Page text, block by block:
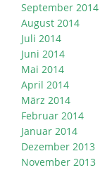
September 2014
August 2014
Juli 2014
Juni 2014
Mai 2014
April 2014
März 2014
Februar 2014
Januar 2014
Dezember 2013
November 2013